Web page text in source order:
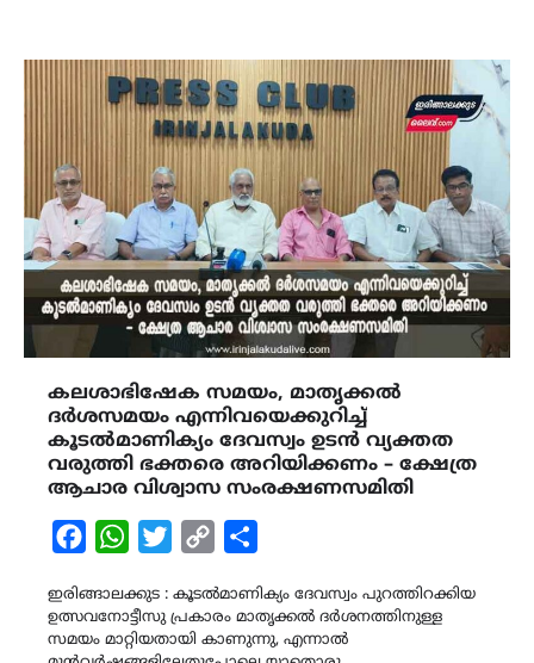
കലശാഭിഷേക സമയം, മാതൃക്കൽ
ദർശസമയം എന്നിവയെക്കുറിച്ച്
കൂടൽമാണിക്യം ദേവസ്വം ഉടൻ വ്യക്തത
വരുത്തി ഭക്തരെ അറിയിക്കണം – ക്ഷേത്ര
ആചാര വിശ്വാസ സംരക്ഷണസമിതി
FacebookWhatsAppTwitterCopy
ഇരിങ്ങാലക്കുട : കൂടൽമാണിക്യം ദേവസ്വം പുറത്തിറക്കിയ
ഉത്സവനോട്ടീസു പ്രകാരം മാതൃക്കൽ ദർശനത്തിനുള്ള
സമയം മാറ്റിയതായി കാണുന്നു, എന്നാൽ